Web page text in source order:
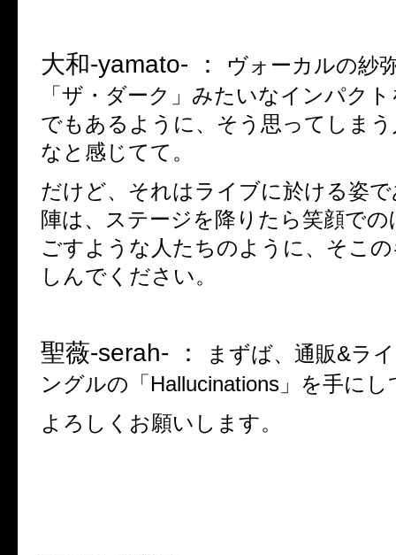
大和-yamato- ：
ヴォーカルの紗
「ザ・ダーク」みたいなインパク
でもあるように、そう思ってしま
なと感じてて。
だけど、それはライブに於ける姿
陣は、ステージを降りたら笑顔で
ごすような人たちのように、そこ
しんでください。
聖薇-serah- ： まずば、通販&ラ
ングルの「 Hallucinations 」を手に
よろしくお願いします。